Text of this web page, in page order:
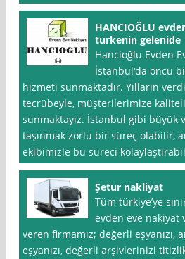
HANCIOĞLU
turkenin gelenide
Hancioğlu Evden
İstanbul‘da öncü
hizmeti sunmaktadır. Yılların
tecrübeyle, müşterilerimize
sunmaktayız. İstanbul gibi büyük
taşınmak zorlu bir süreç olabilir,
ekibimizle bu süreci
Şetur nakliyat
Tüm türkiye’ye
evden eve nakiyat
veren firmamız; değerli eşyanızı,
eşyanızı, değerli arşivlerinizi